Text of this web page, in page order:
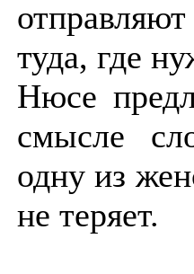
туда, где
Нюсе
смысле
одну из
не теряет.